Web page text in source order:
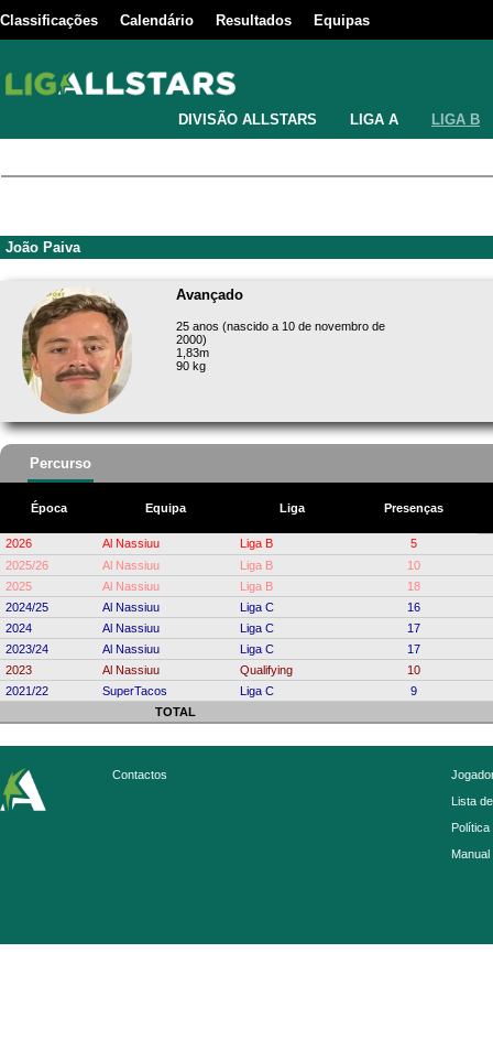
Classificações Calendário Resultados Equipas
DIVISÃO ALLSTARS LIGA A LIGA B
João Paiva
Avançado
25 anos (nascido a 10 de novembro de
2000)
1,83m
90 kg
Percurso
Época Equipa Liga Presenças
2026 Al Nassiuu Liga B
5
2025/26
Al Nassiuu Liga B
10
2025
Al Nassiuu Liga B
18
2024/25
Al Nassiuu Liga C
16
2024
Al Nassiuu Liga C
17
2023/24
Al Nassiuu Liga C
17
2023
Al Nassiuu Qualifying
10
2021/22
SuperTacos Liga C
9
TOTAL
Contactos
Lista
Política